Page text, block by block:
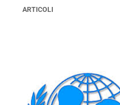
ARTICOLI